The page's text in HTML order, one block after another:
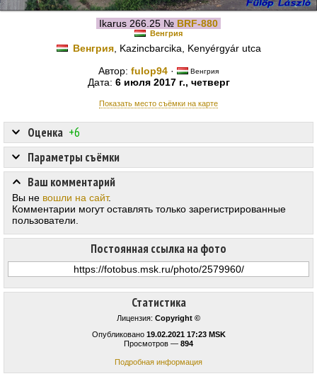
Ikarus 266.25 № BRF-880
Венгрия
Венгрия, Kazincbarcika, Kenyérgyár utca
Автор: fulop94 · Венгрия
Дата: 6 июля 2017 г., четверг
Показать место съёмки на карте
Статистика
Лицензия: Copyright ©
Опубликовано 19.02.2021 17:23 MSK
Просмотров — 894
Подробная информация
Оценка +6
Постоянная ссылка на фото
Параметры съёмки
Ваш комментарий
Вы не вошли на сайт.
Комментарии могут оставлять только зарегистрированные
пользователи.